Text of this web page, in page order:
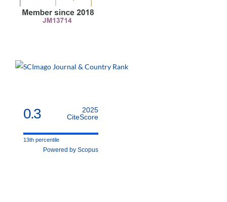
0.3
2025
CiteScore
13th percentile
Powered by Scopus